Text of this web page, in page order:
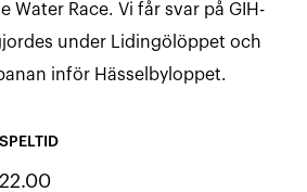
Water Race. Vi får svar på GIH-
under Lidingölöppet och
inför Hässelbyloppet.
SPELTID
22.00